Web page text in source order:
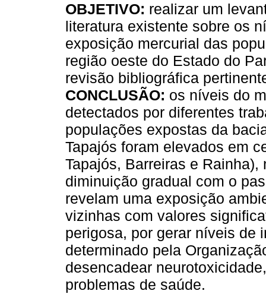
OBJETIVO: realizar um
literatura existente sobre os
exposição mercurial das
região oeste do Estado do
revisão bibliográfica
CONCLUSÃO: os níveis do
detectados por diferentes
populações expostas da
Tapajós foram elevados em
Tapajós, Barreiras e
diminuição gradual com o
revelam uma exposição
vizinhas com valores
perigosa, por gerar níveis de
determinado pela
desencadear
problemas de saúde.